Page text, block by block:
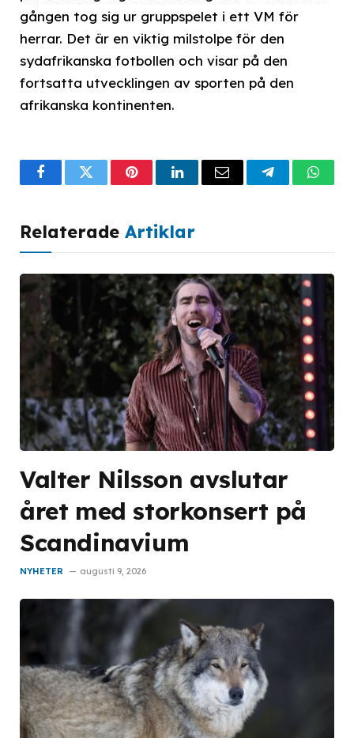
gången tog sig ur gruppspelet i ett VM för
herrar. Det är en viktig milstolpe för den
sydafrikanska fotbollen och visar på den
fortsatta utvecklingen av sporten på den
afrikanska kontinenten.
FacebookTwitterPinterestLinkedInEmail Telegram
Relaterade Artiklar
Valter Nilsson avslutar
året med storkonsert på
Scandinavium
NYHETER augusti 9, 2026